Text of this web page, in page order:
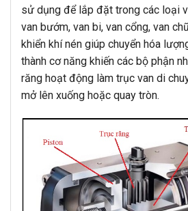
sử dụng để lắp đặt trong các loại
van bướm, van bi, van cổng, van
khiển khí nén giúp chuyển hóa
thành cơ năng khiến các bộ phận
răng hoạt động làm trục van di
mở lên xuống hoặc quay tròn.